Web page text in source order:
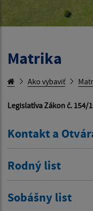
Matrika
Ako vybaviť
Legislatíva Zákon č. 154/
Kontakt a
Rodný list
Sobášny list